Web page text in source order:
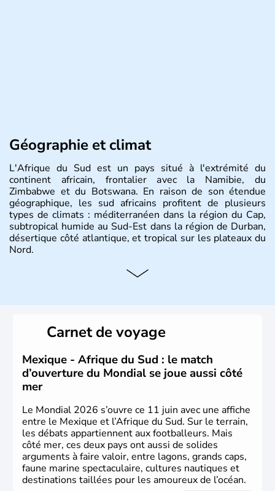
Géographie et climat
L'Afrique du Sud est un pays situé à l'extrémité du
continent africain, frontalier avec la Namibie, du
Zimbabwe et du Botswana. En raison de son étendue
géographique, les sud africains profitent de plusieurs
types de climats : méditerranéen dans la région du Cap,
subtropical humide au Sud-Est dans la région de Durban,
désertique côté atlantique, et tropical sur les plateaux du
Nord.
Histoire et administration
Mandela. Sa capitale administrative est aujourd'hui
Pretoria. L'Afrique du Sud est riche en ressources
minières, notamment avec l'or et le charbon.
Carnet de voyage
Mexique - Afrique du Sud : le match
d’ouverture du Mondial se joue aussi côté
mer
Le Mondial 2026 s’ouvre ce 11 juin avec une affiche
entre le Mexique et l’Afrique du Sud. Sur le terrain,
les débats appartiennent aux footballeurs. Mais
côté mer, ces deux pays ont aussi de solides
arguments à faire valoir, entre lagons, grands caps,
faune marine spectaculaire, cultures nautiques et
destinations taillées pour les amoureux de l’océan.